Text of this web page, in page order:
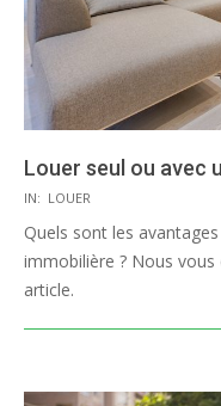
Louer seul ou avec
2020-
08-
03
IN: LOUER
Quels sont les
immobilière ? Nous
article.